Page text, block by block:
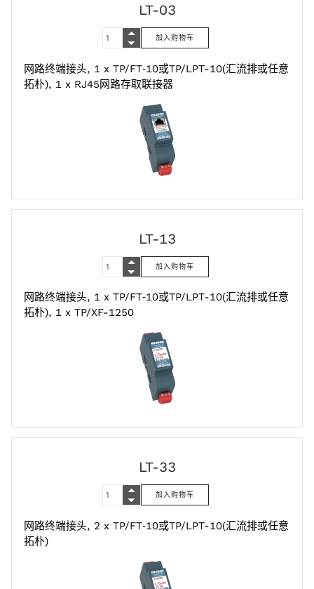
LT-03
网路终端接头, 1 x TP/FT‑10或TP/LPT-10(汇流排或任意
拓朴), 1 x RJ45网路存取联接器
LT-13
网路终端接头, 1 x TP/FT‑10或TP/LPT-10(汇流排或任意
拓朴), 1 x TP/XF-1250
LT-33
网路终端接头, 2 x TP/FT‑10或TP/LPT-10(汇流排或任意
拓朴)